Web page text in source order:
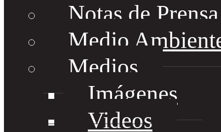
Notas de
Medio
Medios
Imágenes
Videos